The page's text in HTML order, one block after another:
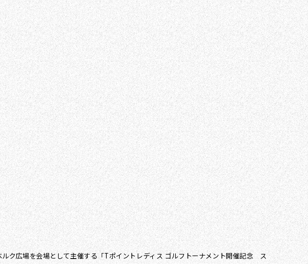
ク広場を会場として主催する「Tポイントレディス ゴルフトーナメント開催記念 ス